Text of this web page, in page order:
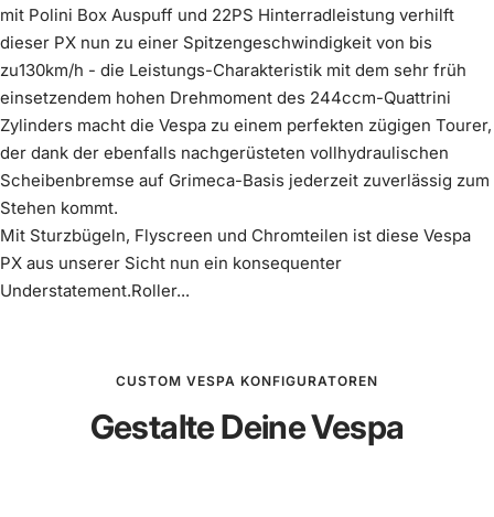
mit Polini Box Auspuff und 22PS Hinterradleistung verhilft
dieser PX nun zu einer Spitzengeschwindigkeit von bis
zu130km/h - die Leistungs-Charakteristik mit dem sehr früh
einsetzendem hohen Drehmoment des 244ccm-Quattrini
Zylinders macht die Vespa zu einem perfekten zügigen Tourer,
der dank der ebenfalls nachgerüsteten vollhydraulischen
Scheibenbremse auf Grimeca-Basis jederzeit zuverlässig zum
Stehen kommt.
Mit Sturzbügeln, Flyscreen und Chromteilen ist diese Vespa
PX aus unserer Sicht nun ein konsequenter
Understatement.Roller...
CUSTOM VESPA KONFIGURATOREN
Gestalte Deine Vespa